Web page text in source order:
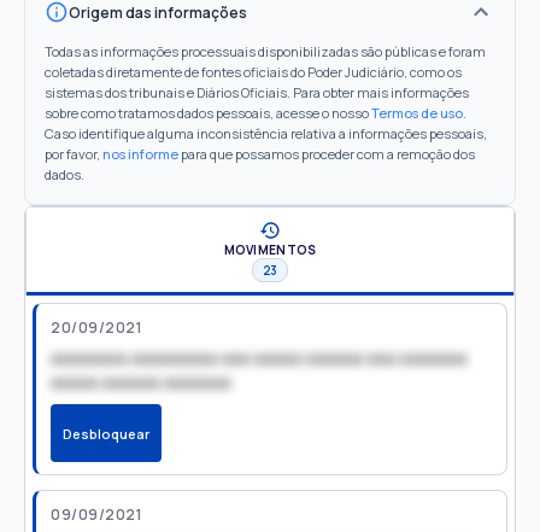
Origem das informações
Todas as informações processuais disponibilizadas são públicas e foram
coletadas diretamente de fontes oficiais do Poder Judiciário, como os
sistemas dos tribunais e Diários Oficiais. Para obter mais informações
sobre como tratamos dados pessoais, acesse o nossoTermos de uso.
Caso identifique alguma inconsistência relativa a informações pessoais,
por favor, nos informe para que possamos proceder com a remoção dos
dados.
MOVIMENTOS
23
20/09/2021
xxxxxxxx xxxxxxxxx xxx xxxxx xxxxxx xxx xxxxxxx
xxxxx xxxxxx xxxxxxx
Desbloquear
09/09/2021